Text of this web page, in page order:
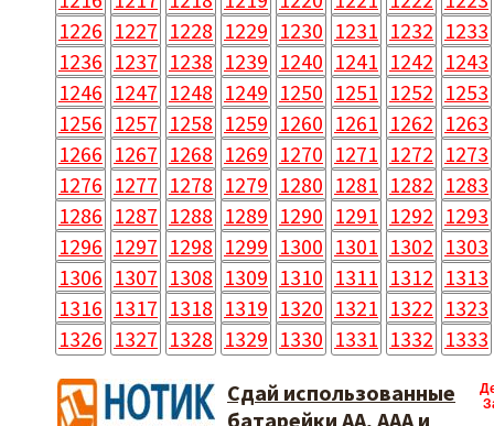
1226 1227 1228 1229 1230 1231 1232 1233
1236 1237 1238 1239 1240 1241 1242 1243
1246 1247 1248 1249 1250 1251 1252 1253
1256 1257 1258 1259 1260 1261 1262 1263
1266 1267 1268 1269 1270 1271 1272 1273
1276 1277 1278 1279 1280 1281 1282 1283
1286 1287 1288 1289 1290 1291 1292 1293
1296 1297 1298 1299 1300 1301 1302 1303
1306 1307 1308 1309 1310 1311 1312 1313
1316 1317 1318 1319 1320 1321 1322 1323
1326 1327 1328 1329 1330 1331 1332 1333
Сдай использованные
батарейки АА, ААА и